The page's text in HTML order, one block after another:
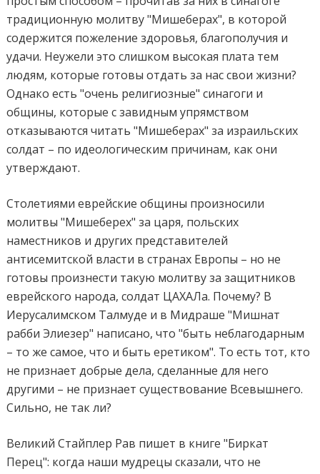
традиционную молитву "Мишеберах", в которой
содержится пожеление здоровья, благополучия и
удачи. Неужели это слишком высокая плата тем
людям, которые готовы отдать за нас свои жизни?
Однако есть "очень религиозные" синагоги и
общины, которые с завидным упрямством
отказываются читать "Мишеберах" за израильских
солдат – по идеологическим причинам, как они
утверждают.
Столетиями еврейские общины произносили
молитвы "Мишеберех" за царя, польских
наместников и других представителей
антисемитской власти в странах Европы – но не
готовы произнести такую молитву за защитников
еврейского народа, солдат ЦАХАЛа. Почему? В
Иерусалимском Талмуде и в Мидраше "Мишнат
рабби Элиезер" написано, что "быть неблагодарным
– то же самое, что и быть еретиком". То есть тот, кто
не признает добрые дела, сделанные для него
другими – не признает существование Всевышнего.
Сильно, не так ли?
Великий Стайплер Рав пишет в книге "Биркат
Перец": когда наши мудрецы сказали, что не